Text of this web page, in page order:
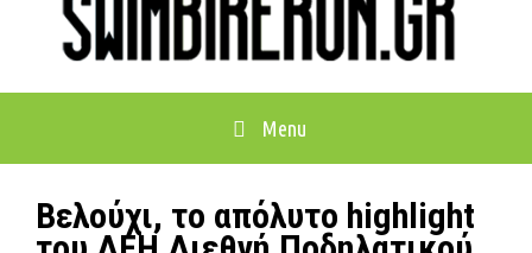
Menu
Βελούχι, το απόλυτο highlight